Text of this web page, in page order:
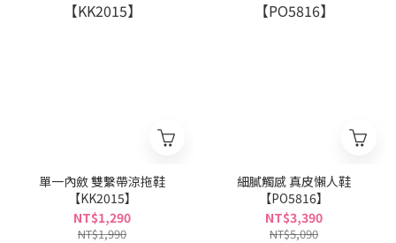
單一內斂 雙繫帶涼拖鞋
【KK2015】
NT$1,290
NT$1,990
細膩觸感 真皮懶人鞋
【PO5816】
NT$3,390
NT$5,090